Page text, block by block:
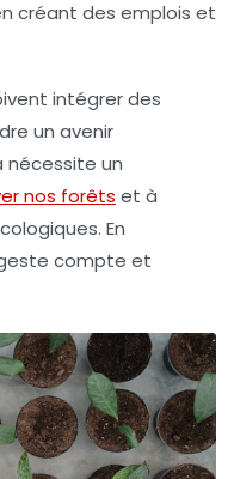
créant des emplois et
intégrer des
un avenir
nécessite un
nos forêts et à
En
compte et